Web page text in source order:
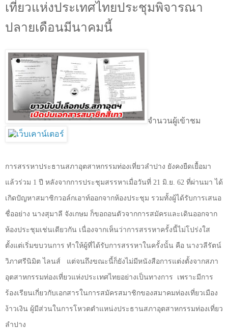
เที่ยวแห่งประเทศไทยประชุมพิจารณา
ปลายเดือนมีนาคมนี้
จำนวนผู้เข้าชม
การสรรหาประธานสภาอุตสาหกรรมท่องเที่ยวลำปาง ยังคงยืดเยื้อมา
แล้วร่วม 1 ปี หลังจากการประชุมสรรหาเมื่อวันที่ 21 มิ.ย. 62 ที่ผ่านมา ได้
เกิดปัญหาสมาชิกวอล์กเอาท์ออกจากห้องประชุม รวมทั้งผู้ได้รับการเสนอ
ชื่ออย่าง นางสุมาลี จังเกษม ก็ขอถอนตัวจากการสมัครและเดินออกจาก
ห้องประชุมเช่นเดียวกัน เนื่องจากเห็นว่าการสรรหาครั้งนี้ไม่โปร่งใส
ตั้งแต่เริ่มขบวนการ ทำให้ผู้ที่ได้รับการสรรหาในครั้งนั้น คือ นางวลีรัตน์
วิภาศรีนิมิต ไลนส์ แต่จนถึงขณะนี้ก็ยังไม่มีหนังสือการแต่งตั้งจากสภา
อุตสาหกรรมท่องเที่ยวแห่งประเทศไทยอย่างเป็นทางการ เพราะมีการ
ร้องเรียนเกี่ยวกับเอกสารในการสมัครสมาชิกของสมาคมท่องเที่ยวเมือง
ง้าวเงิน ผู้มีส่วนในการโหวตตำแหน่งประธานสภาอุตสาหกรรมท่องเที่ยว
ลำปาง